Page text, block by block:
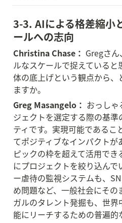
3-3. AIによる格差縮小
ールへの志向
Christina Chase： Gregさ
ルなスケールで捉えている
体の底上げという観点から
ますか。
Greg Masangelo： おっしゃ
ジェクトを選定する際の基準
ティです。実現可能であるこ
てポジティブなインパクトが
ピックの枠を超えて活用で
にプロジェクトを絞り込んで
ー虐待の監視システムも、
め問題など、一般社会にその
ガルのタレント発掘も、世
能にリーチするための普遍的